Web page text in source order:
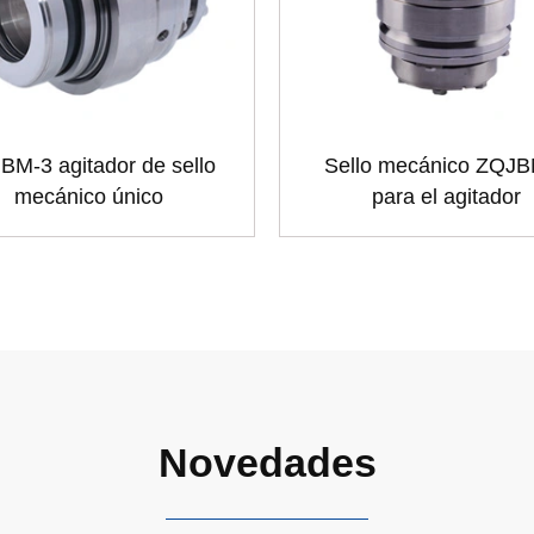
3 agitador de sello
mecánico único
Sello mecánico
para el agitador
Novedades